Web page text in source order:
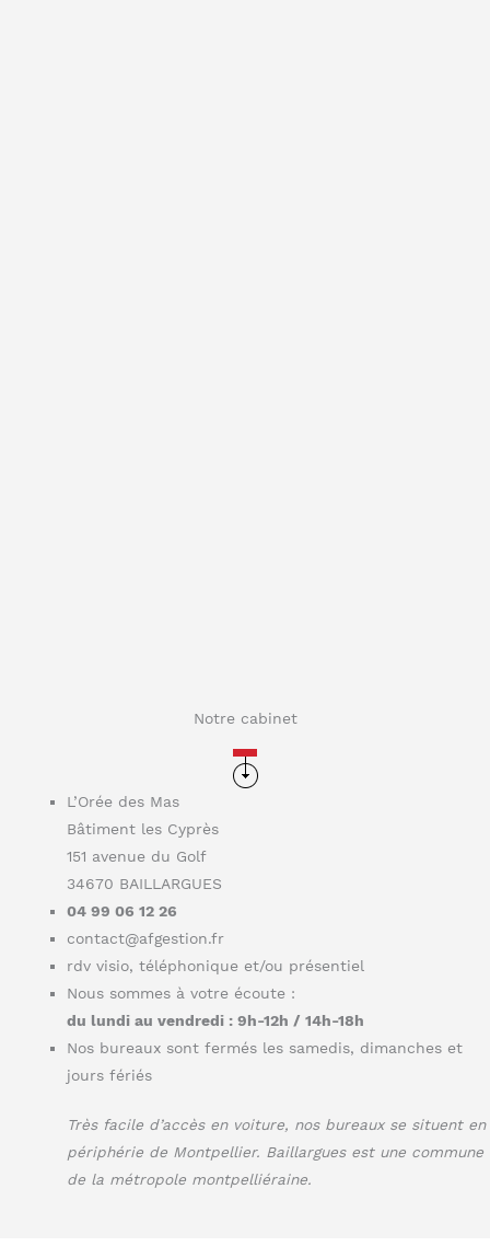
Notre cabinet
L’Orée des Mas
Bâtiment les Cyprès
151 avenue du Golf
34670 BAILLARGUES
04 99 06 12 26
contact@afgestion.fr
rdv visio, téléphonique et/ou présentiel
Nous sommes à votre écoute :
du lundi au vendredi : 9h-12h / 14h-18h
Nos bureaux sont fermés les samedis, dimanches et
jours fériés
Très facile d’accès en voiture, nos bureaux se situent en
périphérie de Montpellier. Baillargues est une commune
de la métropole montpelliéraine.